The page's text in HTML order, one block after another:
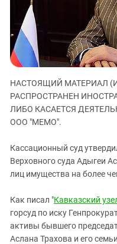
Дагестан
Ингушетия
Кабардино-Балкария
Калмыкия
Карачаево-Черкесия
Краснодарский край
Нагорный Карабах
Ростовская область
Северная Осетия - Алания
Ставропольский край
Чечня
НАСТОЯЩИЙ МАТЕРИАЛ
РАСПРОСТРАНЕН
ЛИБО КАСАЕТСЯ
ООО "МЕМО".
Кассационный суд
Верховного суда Адыгеи
лиц имущества на более
Как писал "Кавказский
горсуд по иску
активы бывшего
Аслана Трахова и его